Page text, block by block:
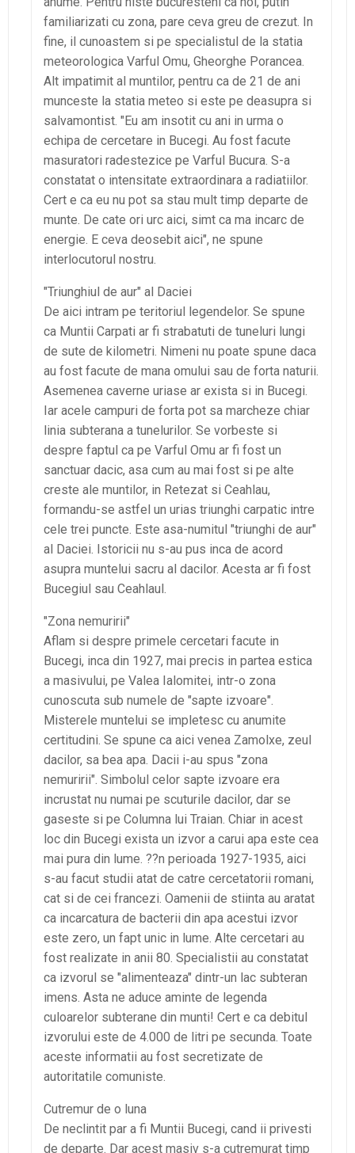
familiarizati cu zona, pare ceva greu de crezut. In
fine, il cunoastem si pe specialistul de la statia
meteorologica Varful Omu, Gheorghe Porancea.
Alt impatimit al muntilor, pentru ca de 21 de ani
munceste la statia meteo si este pe deasupra si
salvamontist. "Eu am insotit cu ani in urma o
echipa de cercetare in Bucegi. Au fost facute
masuratori radestezice pe Varful Bucura. S-a
constatat o intensitate extraordinara a radiatiilor.
Cert e ca eu nu pot sa stau mult timp departe de
munte. De cate ori urc aici, simt ca ma incarc de
energie. E ceva deosebit aici", ne spune
interlocutorul nostru.
"Triunghiul de aur" al Daciei
De aici intram pe teritoriul legendelor. Se spune
ca Muntii Carpati ar fi strabatuti de tuneluri lungi
de sute de kilometri. Nimeni nu poate spune daca
au fost facute de mana omului sau de forta naturii.
Asemenea caverne uriase ar exista si in Bucegi.
Iar acele campuri de forta pot sa marcheze chiar
linia subterana a tunelurilor. Se vorbeste si
despre faptul ca pe Varful Omu ar fi fost un
sanctuar dacic, asa cum au mai fost si pe alte
creste ale muntilor, in Retezat si Ceahlau,
formandu-se astfel un urias triunghi carpatic intre
cele trei puncte. Este asa-numitul "triunghi de aur"
al Daciei. Istoricii nu s-au pus inca de acord
asupra muntelui sacru al dacilor. Acesta ar fi fost
Bucegiul sau Ceahlaul.
"Zona nemuririi"
Aflam si despre primele cercetari facute in
Bucegi, inca din 1927, mai precis in partea estica
a masivului, pe Valea Ialomitei, intr-o zona
cunoscuta sub numele de "sapte izvoare".
Misterele muntelui se impletesc cu anumite
certitudini. Se spune ca aici venea Zamolxe, zeul
dacilor, sa bea apa. Dacii i-au spus "zona
nemuririi". Simbolul celor sapte izvoare era
incrustat nu numai pe scuturile dacilor, dar se
gaseste si pe Columna lui Traian. Chiar in acest
loc din Bucegi exista un izvor a carui apa este cea
mai pura din lume. ??n perioada 1927-1935, aici
s-au facut studii atat de catre cercetatorii romani,
cat si de cei francezi. Oamenii de stiinta au aratat
ca incarcatura de bacterii din apa acestui izvor
este zero, un fapt unic in lume. Alte cercetari au
fost realizate in anii 80. Specialistii au constatat
ca izvorul se "alimenteaza" dintr-un lac subteran
imens. Asta ne aduce aminte de legenda
culoarelor subterane din munti! Cert e ca debitul
izvorului este de 4.000 de litri pe secunda. Toate
aceste informatii au fost secretizate de
autoritatile comuniste.
Cutremur de o luna
De neclintit par a fi Muntii Bucegi, cand ii privesti
de departe. Dar acest masiv s-a cutremurat timp